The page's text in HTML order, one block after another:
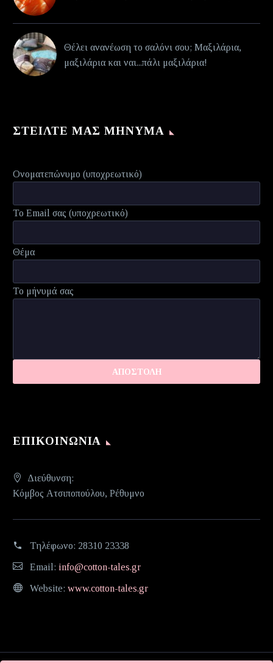
Θέλει ανανέωση το σαλόνι σου; Μαξιλάρια,
μαξιλάρια και ναι...πάλι μαξιλάρια!
ΣΤΕΊΛΤΕ ΜΑΣ ΜΉΝΥΜΑ
Ονοματεπώνυμο (υποχρεωτικό)
Το Email σας (υποχρεωτικό)
Θέμα
Το μήνυμά σας
ΕΠΙΚΟΙΝΩΝΊΑ
Διεύθυνση:
Κόμβος Ατσιποπούλου, Ρέθυμνο
Τηλέφωνο: 28310 23338
Email: info@cotton-tales.gr
Website: www.cotton-tales.gr